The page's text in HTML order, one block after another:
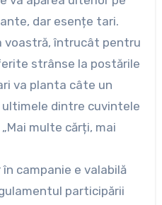
dar esențe tari.
voastră, întrucât pentru
strânse la postările
va planta câte un
ultimele dintre cuvintele
multe cărți, mai
campanie e valabilă
participării